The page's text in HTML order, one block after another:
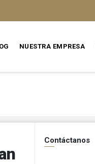
NUESTRA EMPRESA
Contáctanos